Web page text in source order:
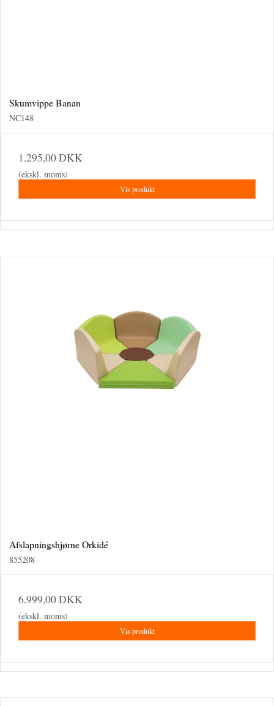
Skumvippe Banan
NC148
1.295,00 DKK
(ekskl. moms)
Vis produkt
Afslapningshjørne Orkidé
855208
6.999,00 DKK
(ekskl. moms)
Vis produkt